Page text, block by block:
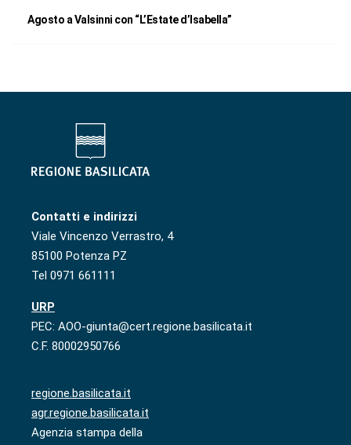
Agosto a Valsinni con “L’Estate d’Isabella”
Contatti e indirizzi
Viale Vincenzo Verrastro, 4
85100 Potenza PZ
Tel 0971 661111
URP
PEC: AOO-giunta@cert.regione.basilicata.it
C.F. 80002950766
regione.basilicata.it
agr.regione.basilicata.it
Agenzia stampa della